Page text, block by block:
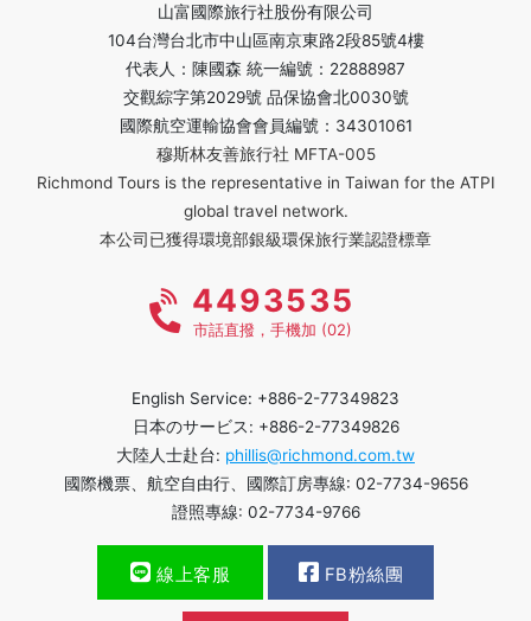
山富國際旅行社股份有限公司
104台灣台北市中山區南京東路2段85號4樓
代表人：陳國森 統一編號：22888987
交觀綜字第2029號 品保協會北0030號
國際航空運輸協會會員編號：34301061
穆斯林友善旅行社 MFTA-005
Richmond Tours is the representative in Taiwan for the ATPI
global travel network.
本公司已獲得環境部銀級環保旅行業認證標章
4493535
市話直撥，手機加 (02)
English Service: +886-2-77349823
日本のサービス: +886-2-77349826
大陸人士赴台: phillis@richmond.com.tw
國際機票、航空自由行、國際訂房專線: 02-7734-9656
證照專線: 02-7734-9766
線上客服 FB粉絲團